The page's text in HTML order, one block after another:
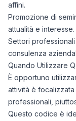
affini.
Promozione di
attualità e interesse.
Settori
consulenza
Quando Utilizzare
È opportuno
attività è
professionali,
Questo codice è